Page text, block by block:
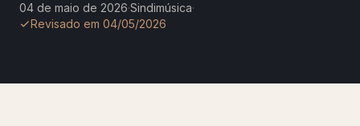
04 de maio de 2026·Sindimúsica·
Revisado em 04/05/2026